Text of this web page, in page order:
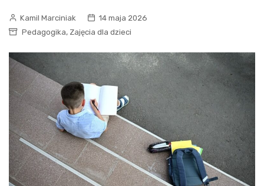
Kamil Marciniak
14 maja 2026
Pedagogika, Zajęcia dla dzieci